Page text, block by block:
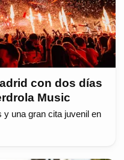
con dos días
Music
y una gran cita juvenil en